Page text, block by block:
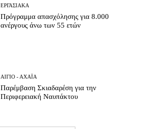
ΕΡΓΑΣΙΑΚΆ
Πρόγραμμα απασχόλησης για 8.000
ανέργους άνω των 55 ετών
ΑΊΓΙΟ - ΑΧΑΪ́Α
Παρέμβαση Σκιαδαρέση για την
Περιφερειακή Ναυπάκτου